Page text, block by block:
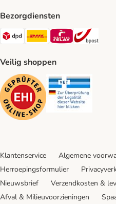
Bezorgdiensten
Dpd Shipping Method
DHL Shipping Method
Mondial
Veilig shoppen
Security
Klantenservice Algemene
Herroepingsformulier
Nieuwsbrief
Verzendkosten &
Afval & Milieuvoorzieningen